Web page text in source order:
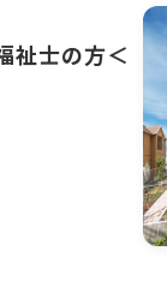
祉士の方＜